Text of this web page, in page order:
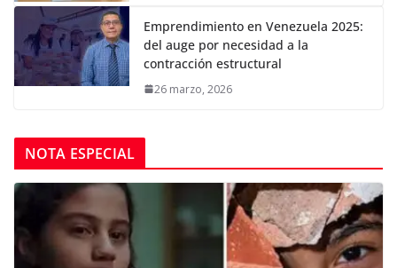
Emprendimiento en Venezuela 2025:
del auge por necesidad a la
contracción estructural
26 marzo, 2026
NOTA ESPECIAL